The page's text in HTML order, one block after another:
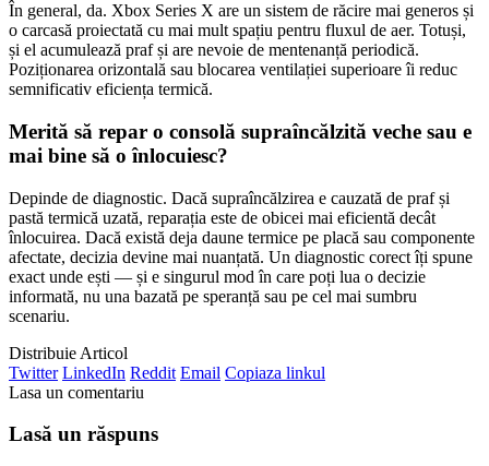
În general, da. Xbox Series X are un sistem de răcire mai generos și
o carcasă proiectată cu mai mult spațiu pentru fluxul de aer. Totuși,
și el acumulează praf și are nevoie de mentenanță periodică.
Poziționarea orizontală sau blocarea ventilației superioare îi reduc
semnificativ eficiența termică.
Merită să repar o consolă supraîncălzită veche sau e
mai bine să o înlocuiesc?
Depinde de diagnostic. Dacă supraîncălzirea e cauzată de praf și
pastă termică uzată, reparația este de obicei mai eficientă decât
înlocuirea. Dacă există deja daune termice pe placă sau componente
afectate, decizia devine mai nuanțată. Un diagnostic corect îți spune
exact unde ești — și e singurul mod în care poți lua o decizie
informată, nu una bazată pe speranță sau pe cel mai sumbru
scenariu.
Distribuie Articol
Twitter LinkedIn Reddit Email Copiaza linkul
Lasa un comentariu
Lasă un răspuns